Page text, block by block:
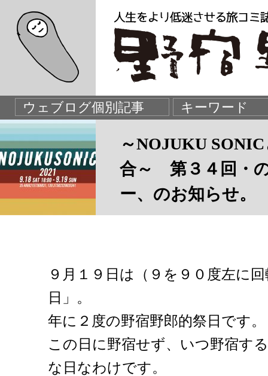
～NOJUKU
合～ 第３４回・
ー、のお知らせ。
９月１９日は（９を９０度左に
日」。
年に２度の野宿野郎的祭日です。
この日に野宿せず、いつ野宿す
な日なわけです。